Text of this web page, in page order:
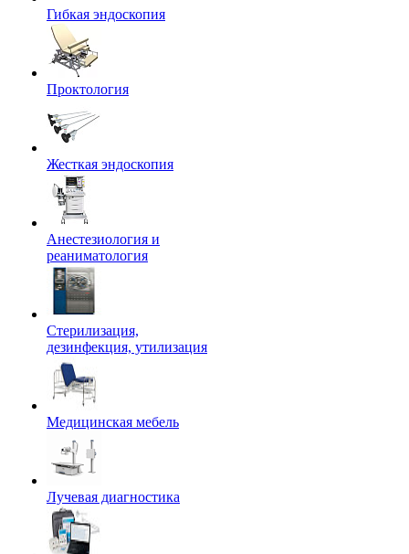
Гибкая эндоскопия
Проктология
Жесткая эндоскопия
Анестезиология и
реаниматология
Стерилизация,
дезинфекция, утилизация
Медицинская мебель
Лучевая диагностика